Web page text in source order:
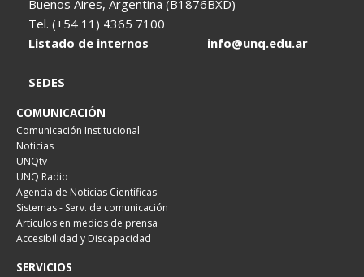
Buenos Aires, Argentina (B1876BXD)
Tel. (+54 11) 4365 7100
Listado de internos
info@unq.edu.ar
SEDES
COMUNICACIÓN
Comunicación Institucional
Noticias
UNQtv
UNQ Radio
Agencia de Noticias Científicas
Sistemas - Serv. de comunicación
Artículos en medios de prensa
Accesibilidad y Discapacidad
SERVICIOS